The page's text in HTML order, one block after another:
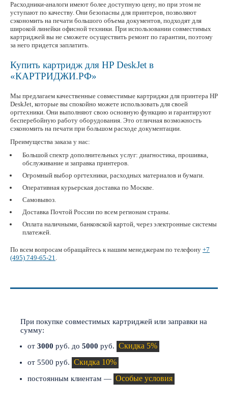
Расходники-аналоги имеют более доступную цену, но при этом не
уступают по качеству. Они безопасны для принтеров, позволяют
сэкономить на печати большого объема документов, подходят для
широкой линейки офисной техники. При использовании совместимых
картриджей вы не сможете осуществить ремонт по гарантии, поэтому
за него придется заплатить.
Купить картридж для HP DeskJet в
«КАРТРИДЖИ.РФ»
Мы предлагаем качественные совместимые картриджи для принтера HP
DeskJet, которые вы спокойно можете использовать для своей
оргтехники. Они выполняют свою основную функцию и гарантируют
бесперебойную работу оборудования. Это отличная возможность
сэкономить на печати при большом расходе документации.
Преимущества заказа у нас:
Большой спектр дополнительных услуг: диагностика, прошивка,
обслуживание и заправка принтеров.
Огромный выбор оргтехники, расходных материалов и бумаги.
Оперативная курьерская доставка по Москве.
Самовывоз.
Доставка Почтой России по всем регионам страны.
Оплата наличными, банковской картой, через электронные системы
платежей.
По всем вопросам обращайтесь к нашим менеджерам по телефону +7
(495) 749-65-21.
При покупке совместимых картриджей или заправки на
сумму:
от 3000 руб. до 5000 руб. Скидка 5%
от 5500 руб. Скидка 10%
постоянным клиентам — Особые условия